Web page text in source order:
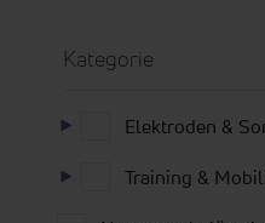
Kategorie
Elektroden &
Training &